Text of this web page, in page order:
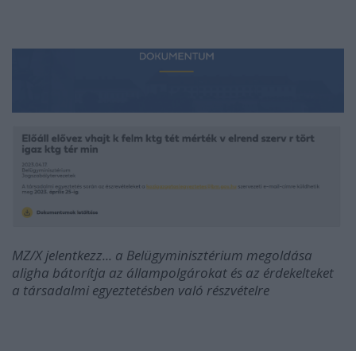
MZ/X jelentkezz... a Belügyminisztérium megoldása
aligha bátorítja az állampolgárokat és az érdekelteket
a társadalmi egyeztetésben való részvételre